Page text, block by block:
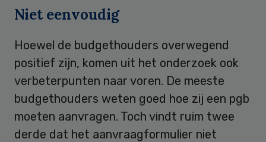
Niet eenvoudig
Hoewel de budgethouders overwegend
positief zijn, komen uit het onderzoek ook
verbeterpunten naar voren. De meeste
budgethouders weten goed hoe zij een pgb
moeten aanvragen. Toch vindt ruim twee
derde dat het aanvraagformulier niet